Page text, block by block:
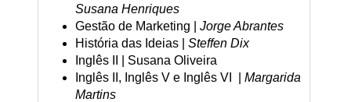
Susana Henriques
Gestão de Marketing | Jorge Abrantes
História das Ideias | Steffen Dix
Inglês II | Susana Oliveira
Inglês II, Inglês V e Inglês VI | Margarida
Martins